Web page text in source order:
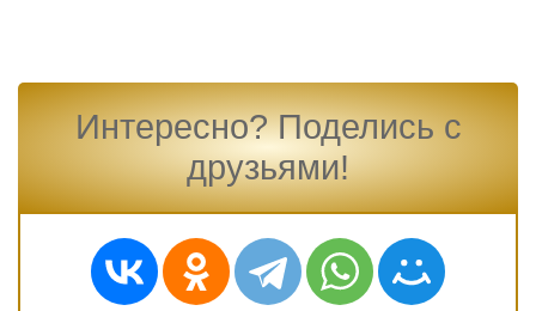
Интересно? Поделись с
друзьями!